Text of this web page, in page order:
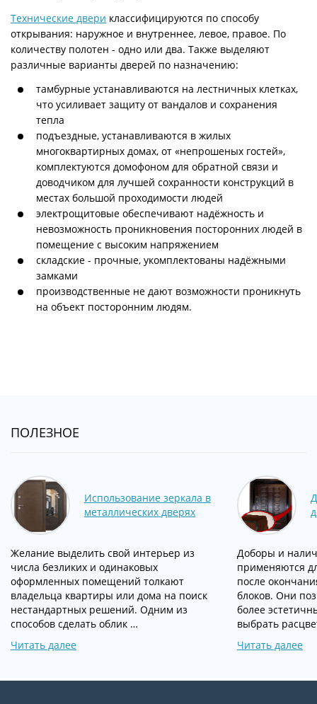
Технические двери классифицируются по способу
открывания: наружное и внутреннее, левое, правое. По
количеству полотен - одно или два. Также выделяют
различные варианты дверей по назначению:
тамбурные устанавливаются на лестничных клетках,
что усиливает защиту от вандалов и сохранения
тепла
подъездные, устанавливаются в жилых
многоквартирных домах, от «непрошеных гостей»,
комплектуются домофоном для обратной связи и
доводчиком для лучшей сохранности конструкций в
местах большой проходимости людей
электрощитовые обеспечивают надёжность и
невозможность проникновения посторонних людей в
помещение с высоким напряжением
складские - прочные, укомплектованы надёжными
замками
производственные не дают возможности проникнуть
на объект посторонним людям.
ПОЛЕЗНОЕ
Использование зеркала в
металлических дверях
Желание выделить свой интерьер из
числа безликих и одинаковых
оформленных помещений толкают
владельца квартиры или дома на поиск
нестандартных решений. Одним из
способов сделать облик …
Читать далее
Доборы и
применяются
после
блоков. Они
более
выбрать
Читать далее